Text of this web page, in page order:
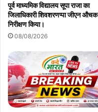
पूर्व माध्यमिक विद्यालय सूपा राजा का
जिलाधिकारी शिवशरणप्पा जीएन औचक
निरीक्षण किया।
08/08/2026